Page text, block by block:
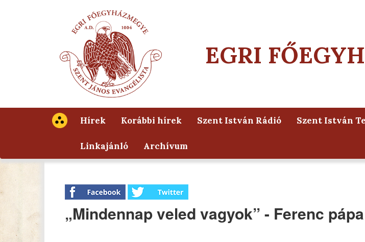
EGRI
Hírek Korábbi hírek Szent István Rádió Szent István
Linkajánló Archívum
„Mindennap veled vagyok” - Ferenc